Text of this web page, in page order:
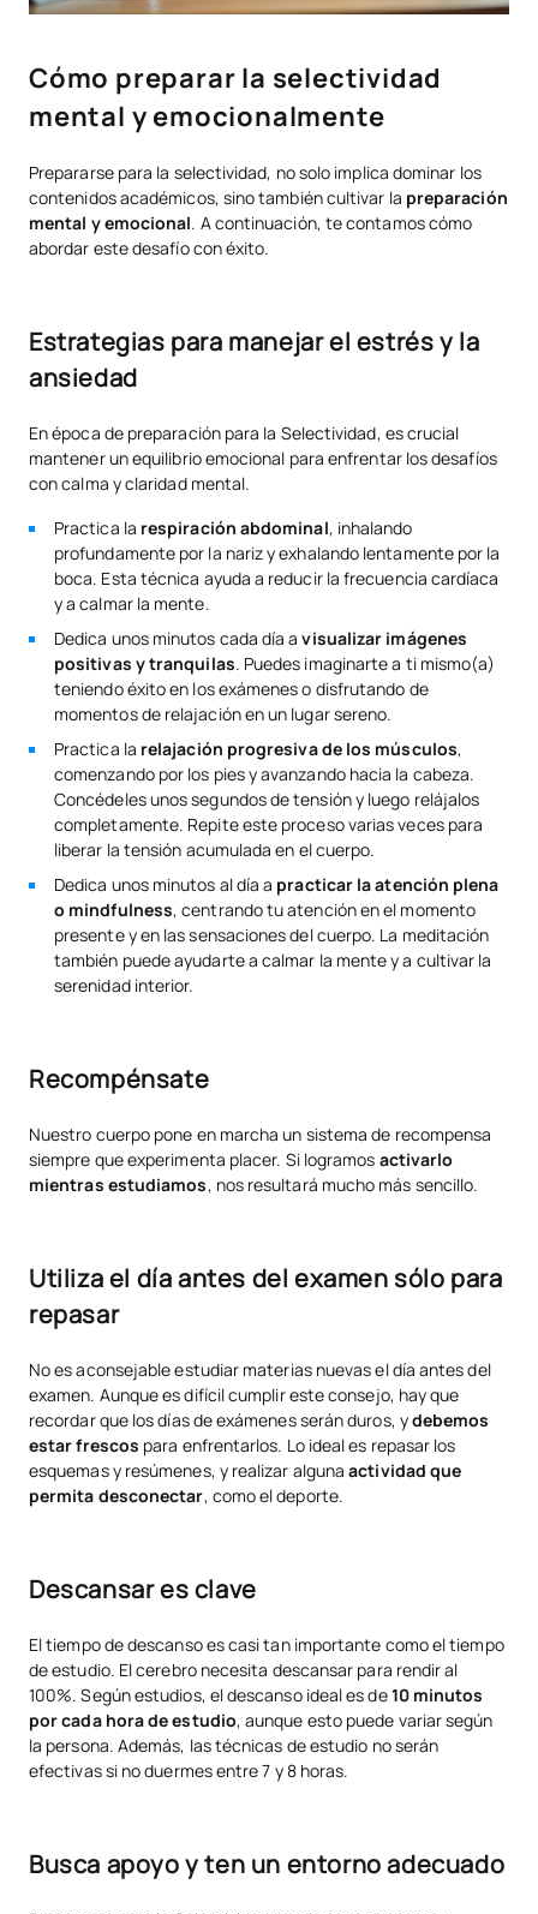
Cómo preparar la selectividad
mental y emocionalmente
Prepararse para la selectividad, no solo implica dominar los
contenidos académicos, sino también cultivar la preparación
mental y emocional. A continuación, te contamos cómo
abordar este desafío con éxito.
Estrategias para manejar el estrés y la
ansiedad
En época de preparación para la Selectividad, es crucial
mantener un equilibrio emocional para enfrentar los desafíos
con calma y claridad mental.
Practica la respiración abdominal, inhalando
profundamente por la nariz y exhalando lentamente por la
boca. Esta técnica ayuda a reducir la frecuencia cardíaca
y a calmar la mente.
Dedica unos minutos cada día avisualizar imágenes
positivas y tranquilas. Puedes imaginarte a ti mismo(a)
teniendo éxito en los exámenes o disfrutando de
momentos de relajación en un lugar sereno.
Practica la relajación progresiva de los músculos,
comenzando por los pies y avanzando hacia la cabeza.
Concédeles unos segundos de tensión y luego relájalos
completamente. Repite este proceso varias veces para
liberar la tensión acumulada en el cuerpo.
Dedica unos minutos al día a practicar la atención plena
o mindfulness, centrando tu atención en el momento
presente y en las sensaciones del cuerpo. La meditación
también puede ayudarte a calmar la mente y a cultivar la
serenidad interior.
Recompénsate
Nuestro cuerpo pone en marcha un sistema de recompensa
siempre que experimenta placer. Si logramos activarlo
mientras estudiamos, nos resultará mucho más sencillo.
Utiliza el día antes del examen sólo para
repasar
No es aconsejable estudiar materias nuevas el día antes del
examen. Aunque es difícil cumplir este consejo, hay que
recordar que los días de exámenes serán duros, ydebemos
estar frescos para enfrentarlos. Lo ideal es repasar los
esquemas y resúmenes, y realizar algunaactividad que
permita desconectar, como el deporte.
Descansar es clave
El tiempo de descanso es casi tan importante como el tiempo
de estudio. El cerebro necesita descansar para rendir al
100%. Según estudios, el descanso ideal es de10 minutos
por cada hora de estudio, aunque esto puede variar según
la persona. Además, las técnicas de estudio no serán
efectivas si no duermes entre 7 y 8 horas.
Busca apoyo y ten un entorno adecuado